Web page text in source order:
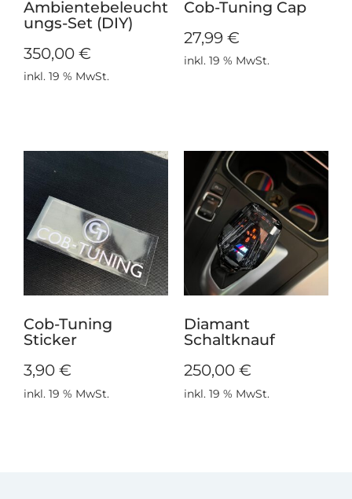
Ambientebeleucht
ungs-Set (DIY)
350,00 €
inkl. 19 % MwSt.
Cob-Tuning Cap
27,99 €
inkl. 19 % MwSt.
Cob-Tuning
Sticker
3,90 €
inkl. 19 % MwSt.
Diamant
Schaltknauf
250,00 €
inkl. 19 % MwSt.